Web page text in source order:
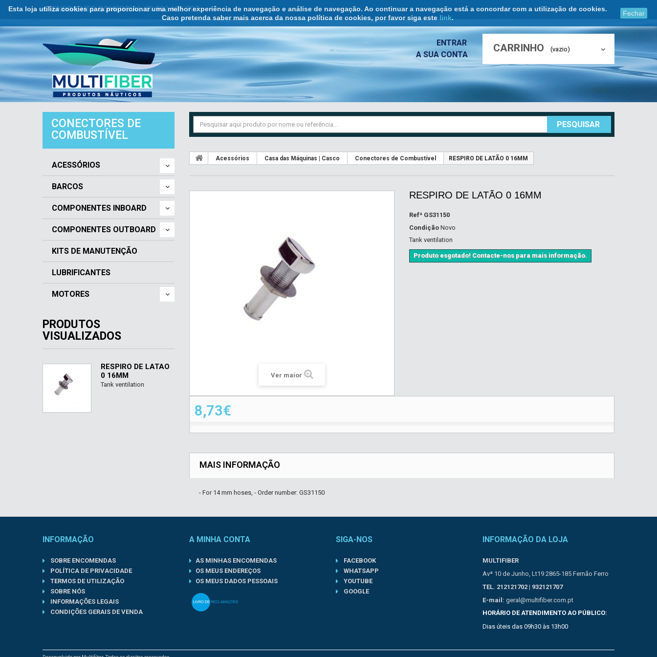
Esta loja utiliza cookies para proporcionar uma melhor experiência de navegação e análise de navegação. Ao continuar a navegação está a concordar com a utilização de cookies.
Caso pretenda saber mais acerca da nossa política de cookies, por favor siga este link.
Fechar
ATENDIMENTO COMERCIAL ☏ 932 121 707
CARRINHO (vazio)
ENTRAR
A SUA CONTA
PESQUISAR
CONECTORES DE
COMBUSTÍVEL
ACESSÓRIOS
BARCOS
COMPONENTES INBOARD
COMPONENTES OUTBOARD
KITS DE MANUTENÇÃO
LUBRIFICANTES
MOTORES
PRODUTOS
VISUALIZADOS
RESPIRO DE LATÃO
0 16MM
Tank ventilation
Acessórios Casa das Máquinas | Casco Conectores de Combustível RESPIRO DE LATÃO 0 16MM
Ver maior
RESPIRO DE LATÃO 0 16MM
Refª GS31150
Condição Novo
Tank ventilation
Produto esgotado! Contacte-nos para mais informação.
8,73€
MAIS INFORMAÇÃO
- For 14 mm hoses, - Order number: GS31150
INFORMAÇÃO
SOBRE ENCOMENDAS
POLÍTICA DE PRIVACIDADE
TERMOS DE UTILIZAÇÃO
SOBRE NÓS
INFORMAÇÕES LEGAIS
CONDIÇÕES GERAIS DE VENDA
A MINHA CONTA
AS MINHAS ENCOMENDAS
OS MEUS ENDEREÇOS
OS MEUS DADOS PESSOAIS
SIGA-NOS
FACEBOOK
WHATSAPP
YOUTUBE
GOOGLE
INFORMAÇÃO DA LOJA
MULTIFIBER
Avª 10 de Junho, Lt19 2865-185 Fernão Ferro
TEL. 212121702 | 932121707
E-mail: geral@multifiber.com.pt
HORÁRIO DE ATENDIMENTO AO PÚBLICO:
Dias úteis das 09h30 às 13h00